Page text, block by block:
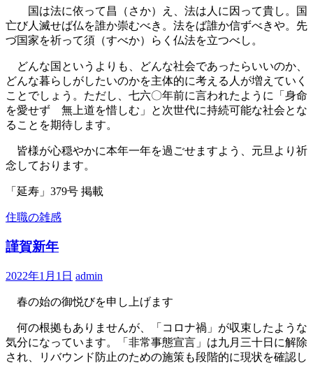
国は法に依って昌（さか）え、法は人に因って貴し。国
亡び人滅せば仏を誰か崇むべき。法をば誰か信ずべきや。先
づ国家を祈って須（すべか）らく仏法を立つべし。
どんな国というよりも、どんな社会であったらいいのか、
どんな暮らしがしたいのかを主体的に考える人が増えていく
ことでしょう。ただし、七六〇年前に言われたように「身命
を愛せず 無上道を惜しむ」と次世代に持続可能な社会とな
ることを期待します。
皆様が心穏やかに本年一年を過ごせますよう、元旦より祈
念しております。
「延寿」379号 掲載
住職の雑感
謹賀新年
2022年1月1日 admin
春の始の御悦びを申し上げます
何の根拠もありませんが、「コロナ禍」が収束したような
気分になっています。「非常事態宣言」は九月三十日に解除
され、リバウンド防止のための施策も段階的に現状を確認し